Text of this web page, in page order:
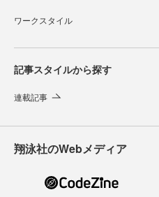
ワークスタイル
記事スタイルから探す
連載記事
翔泳社のWebメディア